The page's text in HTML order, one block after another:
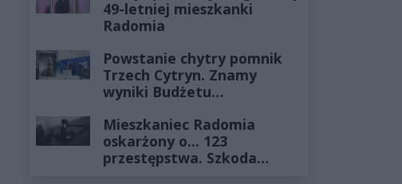
49-letniej mieszkanki
Radomia
Powstanie chytry pomnik
Trzech Cytryn. Znamy
wyniki Budżetu
Mieszkaniec Radomia
oskarżony o... 123
przestępstwa. Szkoda